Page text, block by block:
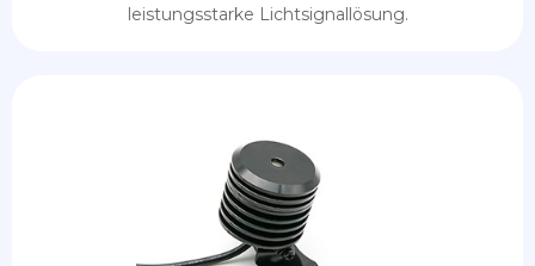
leistungsstarke Lichtsignallösung.